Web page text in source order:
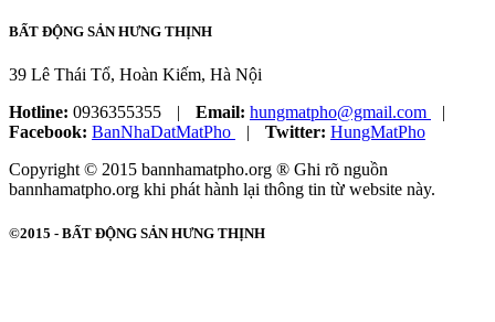
BẤT ĐỘNG SẢN HƯNG THỊNH
39 Lê Thái Tổ, Hoàn Kiếm, Hà Nội
Hotline: 0936355355 | Email: hungmatpho@gmail.com
|
Facebook: BanNhaDatMatPho | Twitter: HungMatPho
Copyright © 2015 bannhamatpho.org ® Ghi rõ nguồn
bannhamatpho.org khi phát hành lại thông tin từ website này.
©2015 - BẤT ĐỘNG SẢN HƯNG THỊNH